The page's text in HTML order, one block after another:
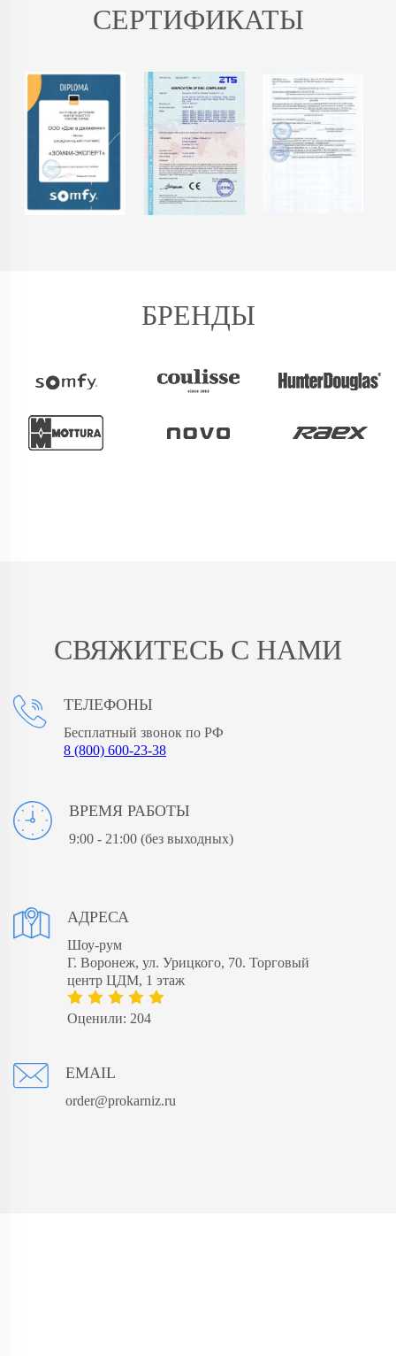
СЕРТИФИКАТЫ
БРЕНДЫ
СВЯЖИТЕСЬ С НАМИ
ТЕЛЕФОНЫ
Бесплатный звонок по РФ
8 (800) 600-23-38
ВРЕМЯ РАБОТЫ
9:00 - 21:00 (без выходных)
АДРЕСА
Шоу-рум
Г. Воронеж, ул. Урицкого, 70. Торговый
центр ЦДМ, 1 этаж
Оценили: 204
EMAIL
order@prokarniz.ru